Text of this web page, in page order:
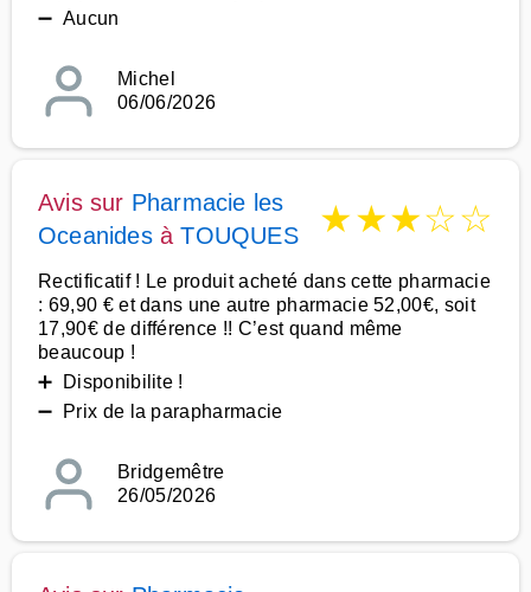
➖ Aucun
Michel
06/06/2026
Avis sur Pharmacie les
OceanidesàTOUQUES ★★★☆☆
Rectificatif ! Le produit acheté dans cette pharmacie
: 69,90 € et dans une autre pharmacie 52,00€, soit
17,90€ de différence !! C’est quand même
beaucoup !
➕ Disponibilite !
➖ Prix de la parapharmacie
Bridgemêtre
26/05/2026